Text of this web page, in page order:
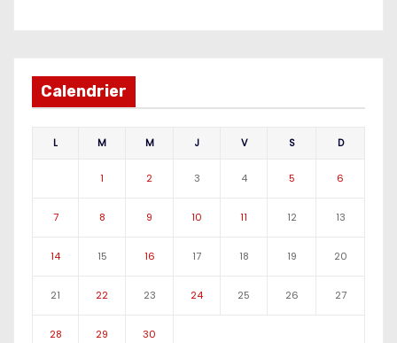
Calendrier
L M M J V S D
1 2 3 4 5 6
7 8 9 10 11 12 13
14 15 16 17 18 19 20
21 22 23 24 25 26 27
28 29 30